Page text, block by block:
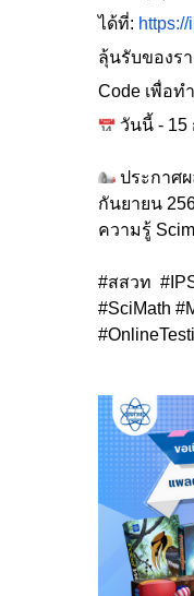
ได้ที่:
ลุ้นรับของร
Code เพื่อท
วันนี้ - 15
ประกาศ
กันยายน
ความรู้
#สสวท
#SciMath